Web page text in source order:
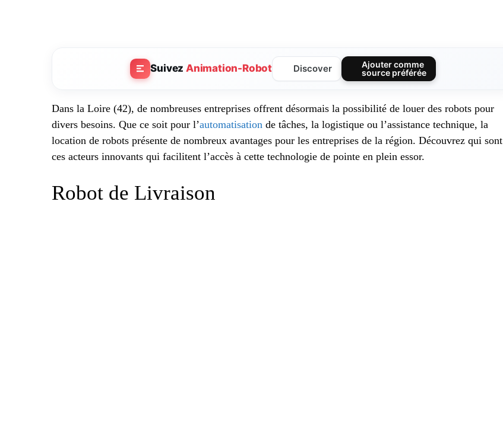
SuivezAnimation-Robot Discover
Ajouter comme
source préférée
Dans la Loire (42), de nombreuses entreprises offrent désormais la possibilité de louer des robots pour
divers besoins. Que ce soit pour l’automatisation de tâches, la logistique ou l’assistance technique, la
location de robots présente de nombreux avantages pour les entreprises de la région. Découvrez qui sont
ces acteurs innovants qui facilitent l’accès à cette technologie de pointe en plein essor.
Robot de Livraison